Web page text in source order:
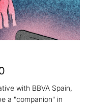
with BBVA Spain,
a "companion" in